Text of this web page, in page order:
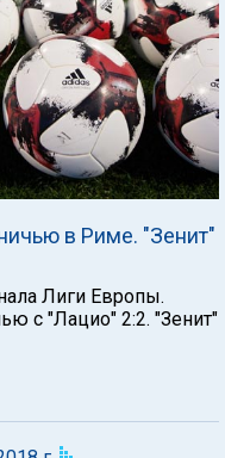
в Риме. "Зенит"
Лиги Европы.
с "Лацио" 2:2. "Зенит"